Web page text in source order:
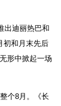
出迪丽热巴和
初和月末先后
形中掀起一场
个8月。《长